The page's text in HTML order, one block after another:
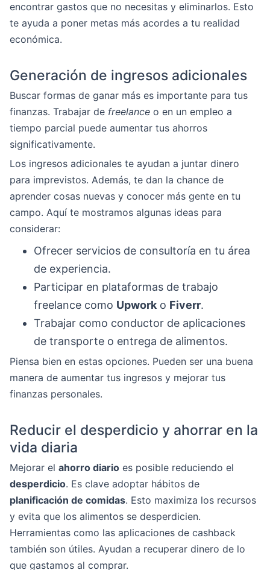
encontrar gastos que no necesitas y eliminarlos. Esto
te ayuda a poner metas más acordes a tu realidad
económica.
Generación de ingresos adicionales
Buscar formas de ganar más es importante para tus
finanzas. Trabajar de freelance o en un empleo a
tiempo parcial puede aumentar tus ahorros
significativamente.
Los ingresos adicionales te ayudan a juntar dinero
para imprevistos. Además, te dan la chance de
aprender cosas nuevas y conocer más gente en tu
campo. Aquí te mostramos algunas ideas para
considerar:
Ofrecer servicios de consultoría en tu área
de experiencia.
Participar en plataformas de trabajo
freelance como Upwork o Fiverr.
Trabajar como conductor de aplicaciones
de transporte o entrega de alimentos.
Piensa bien en estas opciones. Pueden ser una buena
manera de aumentar tus ingresos y mejorar tus
finanzas personales.
Reducir el desperdicio y ahorrar en la
vida diaria
Mejorar el ahorro diario es posible reduciendo el
desperdicio. Es clave adoptar hábitos de
planificación de comidas. Esto maximiza los recursos
y evita que los alimentos se desperdicien.
Herramientas como las aplicaciones de cashback
también son útiles. Ayudan a recuperar dinero de lo
que gastamos al comprar.